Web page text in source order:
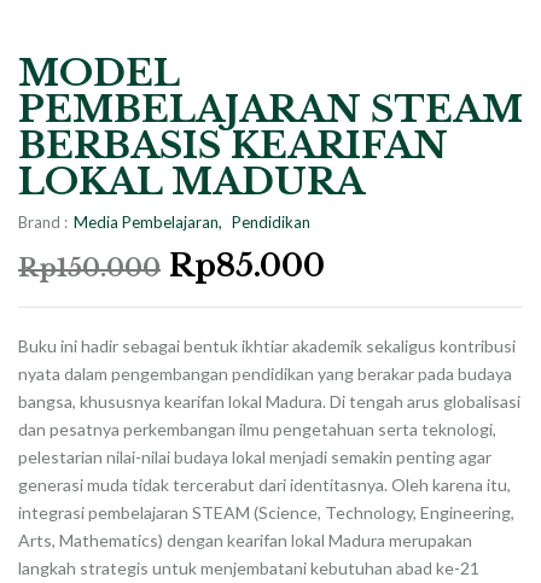
MODEL
PEMBELAJARAN STEAM
BERBASIS KEARIFAN
LOKAL MADURA
Brand : Media Pembelajaran Pendidikan
Rp150.000 Rp85.000
Buku ini hadir sebagai bentuk ikhtiar akademik sekaligus kontribusi
nyata dalam pengembangan pendidikan yang berakar pada budaya
bangsa, khususnya kearifan lokal Madura. Di tengah arus globalisasi
dan pesatnya perkembangan ilmu pengetahuan serta teknologi,
pelestarian nilai-nilai budaya lokal menjadi semakin penting agar
generasi muda tidak tercerabut dari identitasnya. Oleh karena itu,
integrasi pembelajaran STEAM (Science, Technology, Engineering,
Arts, Mathematics) dengan kearifan lokal Madura merupakan
langkah strategis untuk menjembatani kebutuhan abad ke-21